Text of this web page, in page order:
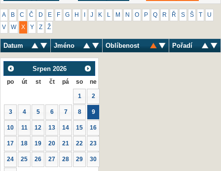
A B C Č D E F G H J K M N O P Q R Ř S Š U
V W X Y Z Ž
Datum Jméno Oblíbenost Pořadí
Srpen 2026
po út st čt pá so ne
1 2
3 4 5 6 7 8 9
10 11 12 13 14 15 16
17 18 19 20 21 22 23
24 25 26 27 28 29 30